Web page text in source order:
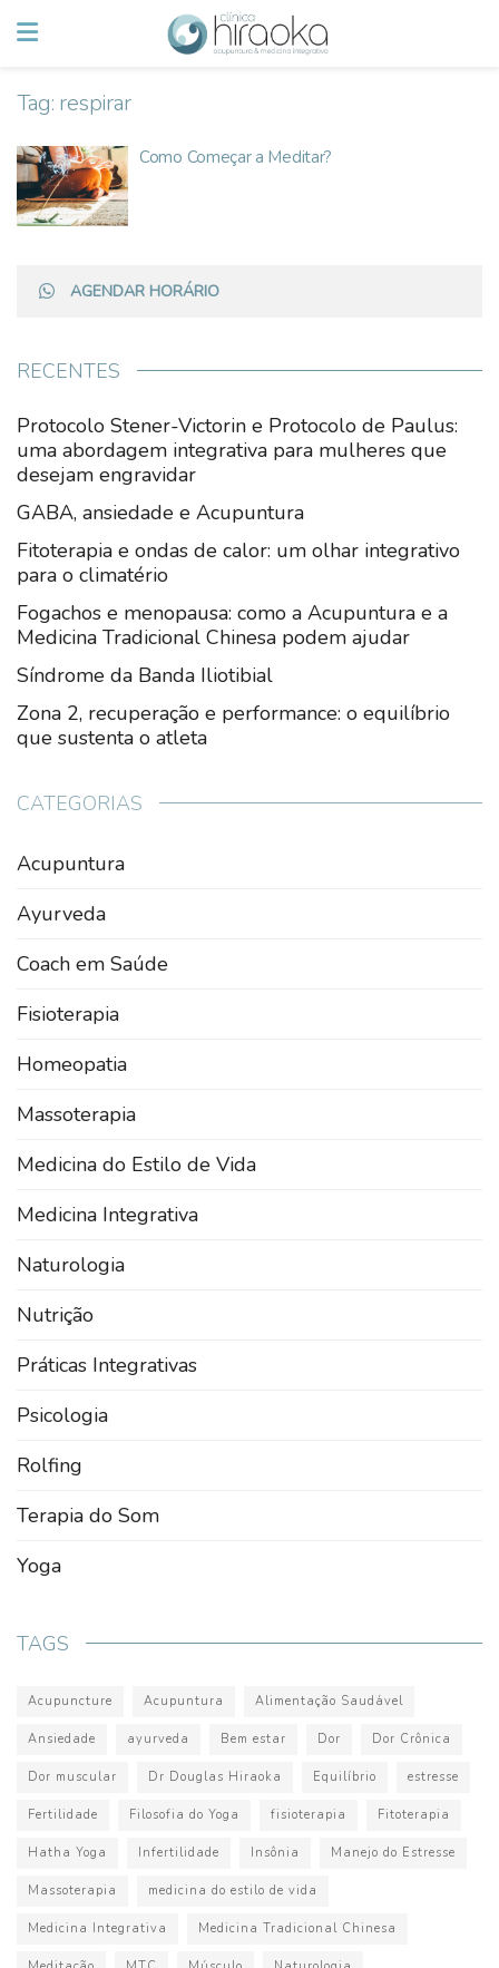
Tag: respirar
Como Começar a Meditar?
AGENDAR HORÁRIO
RECENTES
Protocolo Stener-Victorin e Protocolo de Paulus:
uma abordagem integrativa para mulheres que
desejam engravidar
GABA, ansiedade e Acupuntura
Fitoterapia e ondas de calor: um olhar integrativo
para o climatério
Fogachos e menopausa: como a Acupuntura e a
Medicina Tradicional Chinesa podem ajudar
Síndrome da Banda Iliotibial
Zona 2, recuperação e performance: o equilíbrio
que sustenta o atleta
CATEGORIAS
Acupuntura
Ayurveda
Coach em Saúde
Fisioterapia
Homeopatia
Massoterapia
Medicina do Estilo de Vida
Medicina Integrativa
Naturologia
Nutrição
Práticas Integrativas
Psicologia
Rolfing
Terapia do Som
Yoga
TAGS
Acupuncture Acupuntura Alimentação Saudável
Ansiedade ayurveda Bem estar Dor Dor Crônica
Dor muscular Dr Douglas Hiraoka Equilíbrio estresse
Fertilidade Filosofia do Yoga fisioterapia Fitoterapia
Hatha Yoga Infertilidade Insônia Manejo do Estresse
Massoterapia medicina do estilo de vida
Medicina Integrativa Medicina Tradicional Chinesa